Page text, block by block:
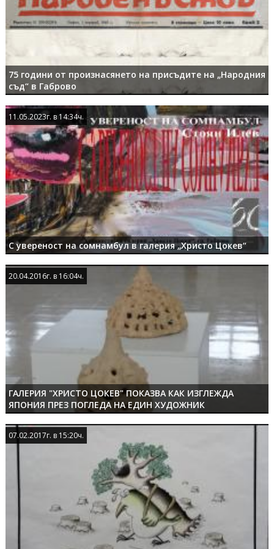
75 години от произнасянето на присъдите на „Народния
съд“ в Габрово
С увереност на сомнамбул в галерия „Христо Цокев“
11.05.2023г. в 14:34ч.
11.05.2023г. в 14:34ч.
ГАЛЕРИЯ "ХРИСТО ЦОКЕВ" ПОКАЗВА КАК ИЗГЛЕЖДА
ЯПОНИЯ ПРЕЗ ПОГЛЕДА НА ЕДИН ХУДОЖНИК
20.04.2016г. в 16:04ч.
20.04.2016г. в 16:04ч.
07.02.2017г. в 15:20ч.
07.02.2017г. в 15:20ч.